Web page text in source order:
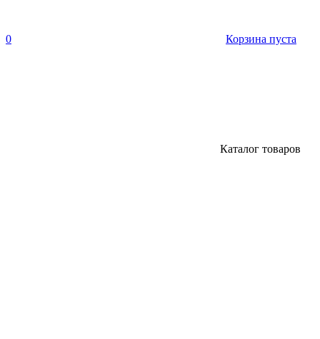
0 Корзина пуста
Каталог товаров